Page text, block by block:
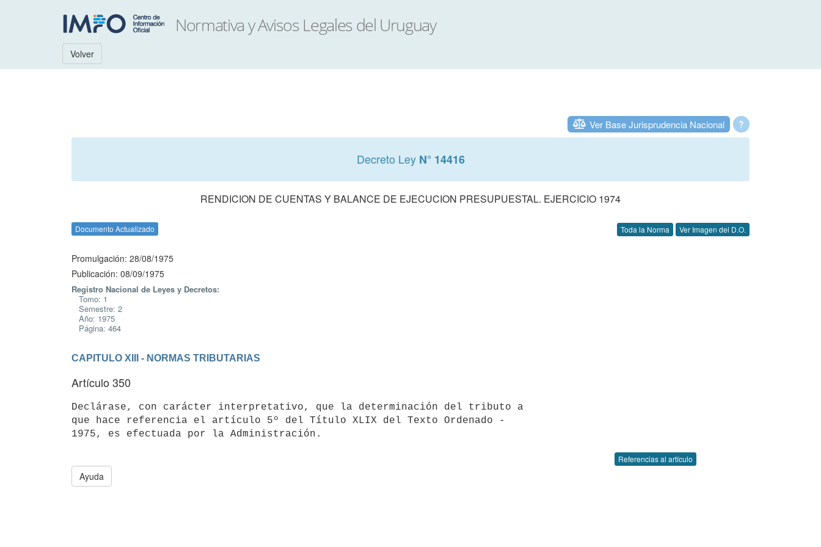
Volver
?
Ver Base Jurisprudencia Nacional
Decreto Ley N° 14416
RENDICION DE CUENTAS Y BALANCE DE EJECUCION PRESUPUESTAL. EJERCICIO 1974
Documento Actualizado Toda la Norma Ver Imagen del D.O.
Promulgación: 28/08/1975
Publicación: 08/09/1975
Registro Nacional de Leyes y Decretos:
Tomo: 1
Semestre: 2
Año: 1975
Página: 464
CAPITULO XIII - NORMAS TRIBUTARIAS
Artículo 350
Declárase, con carácter interpretativo, que la determinación del tributo a
que hace referencia el artículo 5º del Título XLIX del Texto Ordenado -
Referencias al artículo
Ayuda